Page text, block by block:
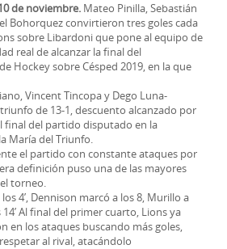
de noviembre. Mateo Pinilla, Sebastián
Bohorquez convirtieron tres goles cada
sobre Libardoni que pone al equipo de
real de alcanzar la final del
Hockey sobre Césped 2019, en la que
Vincent Tincopa y Dego Luna-
de 13-1, descuento alcanzado por
final del partido disputado en la
María del Triunfo.
el partido con constante ataques por
definición puso una de las mayores
torneo.
4’, Dennison marcó a los 8, Murillo a
14’ Al final del primer cuarto, Lions ya
en los ataques buscando más goles,
al rival, atacándolo